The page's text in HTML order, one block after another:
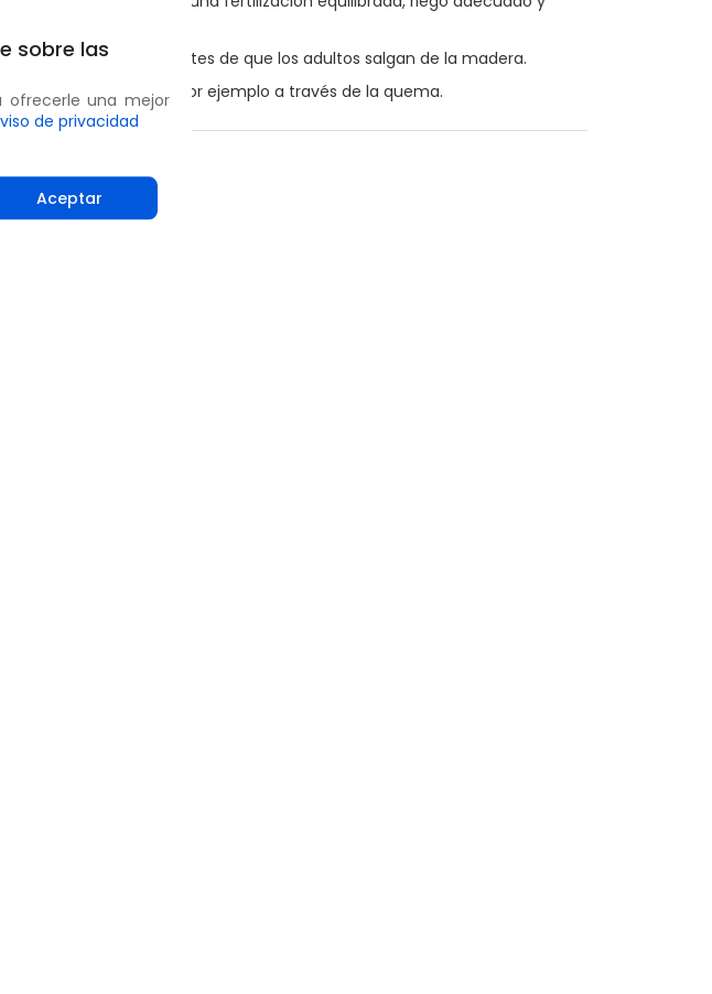
y los brotes antes de que los adultos salgan de la madera.
lejos de la huerta, por ejemplo a través de la quema.
sobre las
ofrecerle una mejor
de privacidad
Aceptar